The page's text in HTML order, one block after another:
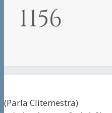
1156
(Parla Clitemestra)